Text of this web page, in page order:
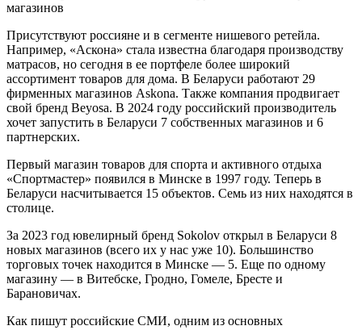
Присутствуют россияне и в сегменте нишевого ретейла.
Например, «Аскона» стала известна благодаря производству
матрасов, но сегодня в ее портфеле более широкий
ассортимент товаров для дома. В Беларуси работают 29
фирменных магазинов Askona. Также компания продвигает
свой бренд Beyosa. В 2024 году российский производитель
хочет запустить в Беларуси 7 собственных магазинов и 6
партнерских.
Первый магазин товаров для спорта и активного отдыха
«Спортмастер» появился в Минске в 1997 году. Теперь в
Беларуси насчитывается 15 объектов. Семь из них находятся в
столице.
За 2023 год ювелирный бренд Sokolov открыл в Беларуси 8
новых магазинов (всего их у нас уже 10). Большинство
торговых точек находится в Минске — 5. Еще по одному
магазину — в Витебске, Гродно, Гомеле, Бресте и
Барановичах.
Как пишут российские СМИ, одним из основных